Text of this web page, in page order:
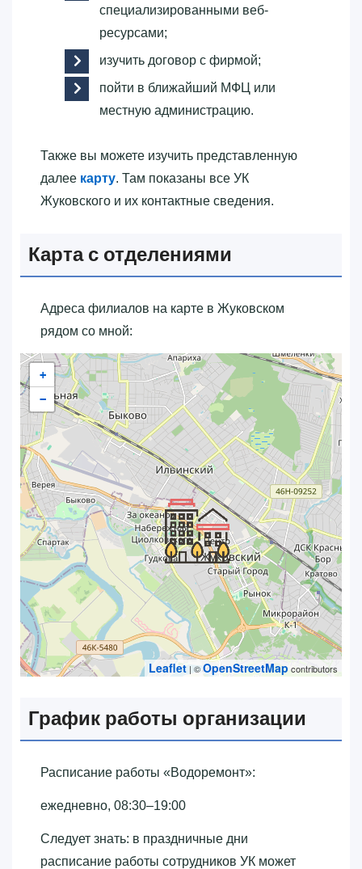
специализированными веб-
ресурсами;
изучить договор с фирмой;
пойти в ближайший МФЦ или
местную администрацию.
Также вы можете изучить представленную
далее карту. Там показаны все УК
Жуковского и их контактные сведения.
Карта с отделениями
Адреса филиалов на карте в Жуковском
рядом со мной:
+
−
Leaflet | ©OpenStreetMap contributors
График работы организации
Расписание работы «‎Водоремонт»‎:
ежедневно, 08:30–19:00
Следует знать: в праздничные дни
расписание работы сотрудников УК может